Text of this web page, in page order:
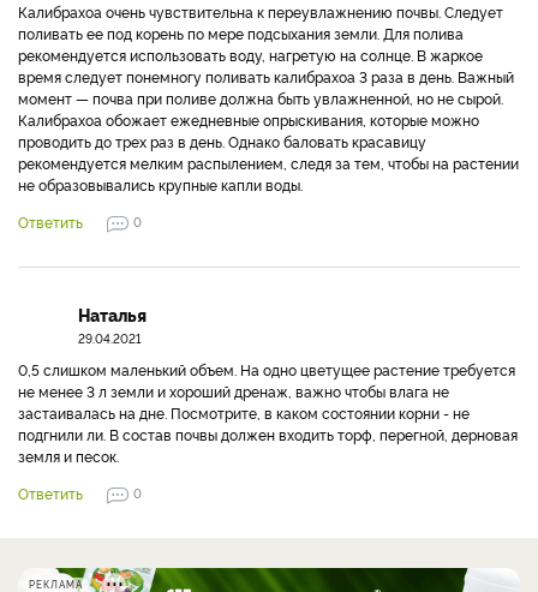
Калибрахоа очень чувствительна к переувлажнению почвы. Следует
поливать ее под корень по мере подсыхания земли. Для полива
рекомендуется использовать воду, нагретую на солнце. В жаркое
время следует понемногу поливать калибрахоа 3 раза в день. Важный
момент — почва при поливе должна быть увлажненной, но не сырой.
Калибрахоа обожает ежедневные опрыскивания, которые можно
проводить до трех раз в день. Однако баловать красавицу
рекомендуется мелким распылением, следя за тем, чтобы на растении
не образовывались крупные капли воды.
Ответить
0
Наталья
29.04.2021
0,5 слишком маленький объем. На одно цветущее растение требуется
не менее 3 л земли и хороший дренаж, важно чтобы влага не
застаивалась на дне. Посмотрите, в каком состоянии корни - не
подгнили ли. В состав почвы должен входить торф, перегной, дерновая
земля и песок.
Ответить
0
РЕКЛАМА